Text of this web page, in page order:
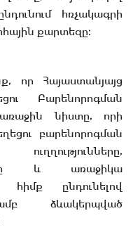
հռչակագրի
քարտեզը։
որ Հայաստանյայց
Բարենորոգման
նիստը, որի
բարենորոգման
և առաջիկա
հիմք ընդունելով
ձևակերպված